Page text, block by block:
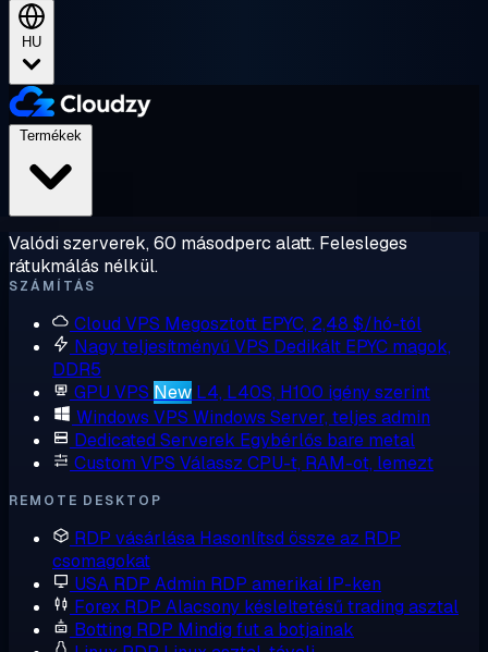
HU
Valódi szerverek, 60 másodperc alatt. Felesleges
rátukmálás nélkül.
SZÁMÍTÁS
Cloud VPS Megosztott EPYC, 2,48 $/hó-tól
Nagy teljesítményű VPS Dedikált EPYC magok,
DDR5
GPU VPS New L4, L40S, H100 igény szerint
Windows VPS Windows Server, teljes admin
Dedicated Serverek Egybérlős bare metal
Custom VPS Válassz CPU-t, RAM-ot, lemezt
REMOTE DESKTOP
RDP vásárlása Hasonlítsd össze az RDP
csomagokat
USA RDP Admin RDP amerikai IP-ken
Forex RDP Alacsony késleltetésű trading asztal
Botting RDP Mindig fut a botjainak